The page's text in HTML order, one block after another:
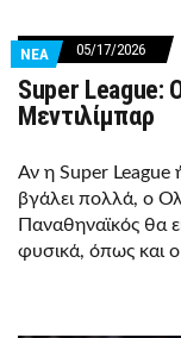
ΝΕΑ 05/17/2026
Super League:
Μεντιλίμπαρ
Αν η Super League
βγάλει πολλά, ο
Παναθηναϊκός θα
φυσικά, όπως και